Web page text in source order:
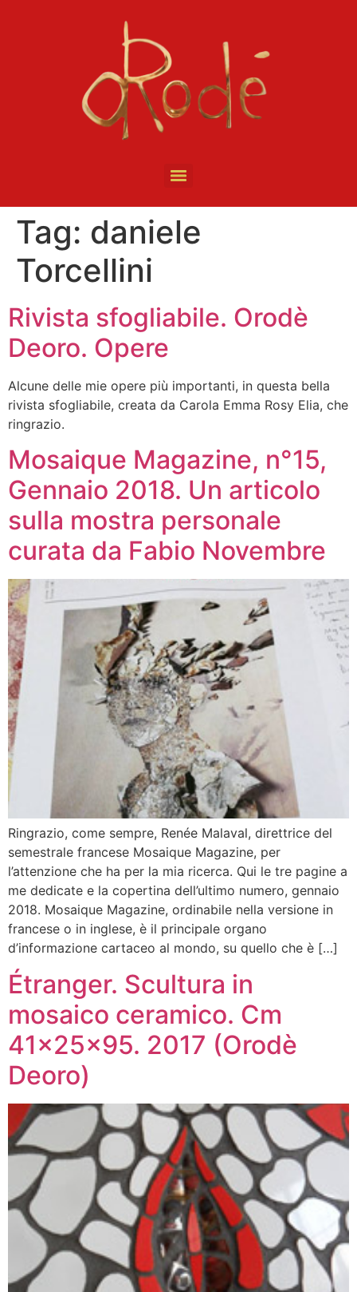
Tag: daniele
Torcellini
Rivista sfogliabile. Orodè
Deoro. Opere
Alcune delle mie opere più importanti, in questa bella
rivista sfogliabile, creata da Carola Emma Rosy Elia, che
ringrazio.
Mosaique Magazine, n°15,
Gennaio 2018. Un articolo
sulla mostra personale
curata da Fabio Novembre
Ringrazio, come sempre, Renée Malaval, direttrice del
semestrale francese Mosaique Magazine, per
l’attenzione che ha per la mia ricerca. Qui le tre pagine a
me dedicate e la copertina dell’ultimo numero, gennaio
2018. Mosaique Magazine, ordinabile nella versione in
francese o in inglese, è il principale organo
d’informazione cartaceo al mondo, su quello che è […]
Étranger. Scultura in
mosaico ceramico. Cm
41x25x95. 2017 (Orodè
Deoro)